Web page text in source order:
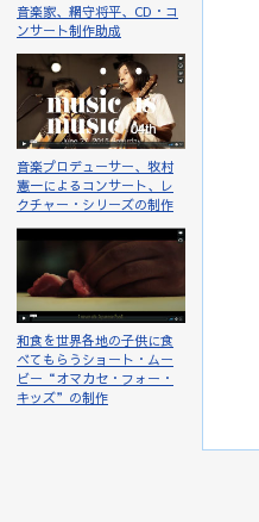
音楽家、網守将平、CD・コ
ンサート制作助成
音楽プロデューサー、牧村
憲一によるコンサート、レ
クチャー・シリーズの制作
和食を世界各地の子供に食
べてもらうショート・ムー
ビー“オマカセ・フォー・
キッズ”の制作